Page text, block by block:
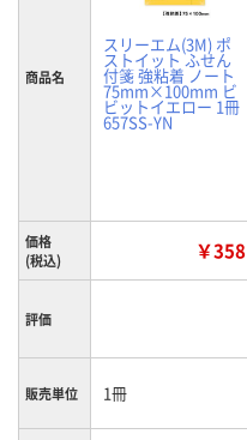
商品名
スリーエム(3M) ポ
ストイット ふせん
付箋 強粘着 ノート
75mm×100mm ビ
ビットイエロー 1冊
657SS-YN
価格
(税込)
￥358
評価
販売単位 1冊